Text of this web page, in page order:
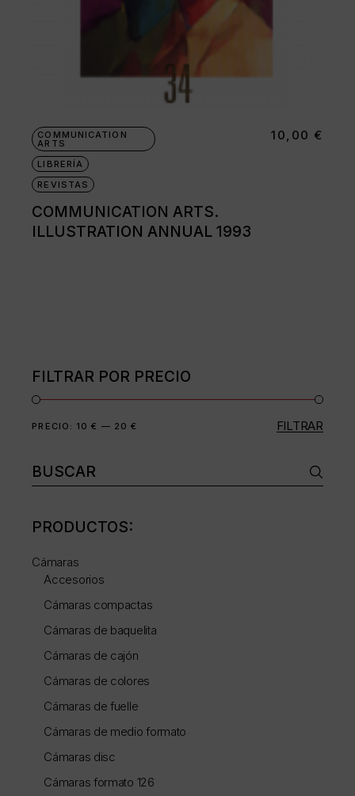
COMMUNICATION
ARTS
LIBRERÍA
REVISTAS
COMMUNICATION ARTS.
ILLUSTRATION ANNUAL 1993
10,00 €
FILTRAR POR PRECIO
Precio
Precio FILTRAR
PRECIO: 10 € — 20 €
Buscar:
PRODUCTOS:
Cámaras
Accesorios
Cámaras compactas
Cámaras de baquelita
Cámaras de cajón
Cámaras de colores
Cámaras de fuelle
Cámaras de medio formato
Cámaras disc
Cámaras formato 126